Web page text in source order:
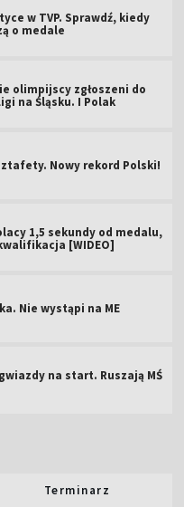
w TVP. Sprawdź, kiedy
o medale
olimpijscy zgłoszeni do
na Śląsku. I Polak
Nowy rekord Polski!
1,5 sekundy od medalu,
[WIDEO]
Nie wystąpi na ME
na start. Ruszają MŚ
Terminarz